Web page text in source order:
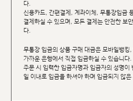
다.
신용카드, 간편결제, 계좌이체, 무통장입금
결제하실 수 있으며, 모든 결제는 안전한 보
다.
무통장 입금의 상품 구매 대금은 모바일뱅
가까운 은행에서 직접 입금하실 수 있습니다.
주문 시 입력한 입금자명과 입금자의 성명이
일 이내로 입금을 하셔야 하며 입금되지 않